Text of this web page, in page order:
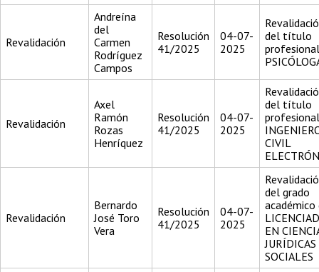
Revalidación
Andreína
del
Carmen
Rodríguez
Campos
Resolución
41/2025
04-07-
2025
del título
Revalidación
Axel
Ramón
Rozas
Henríquez
Resolución
41/2025
04-07-
2025
del título
CIVIL
Revalidación
Bernardo
José Toro
Vera
Resolución
41/2025
04-07-
2025
del grado
académico
EN
JURÍDICAS
SOCIALES